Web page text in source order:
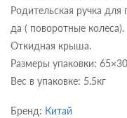
Родительская ручка
да ( поворотные колеса).
Откидная крыша.
Размеры упаковки:
Вес в упаковке: 5.5кг
Бренд: Китай